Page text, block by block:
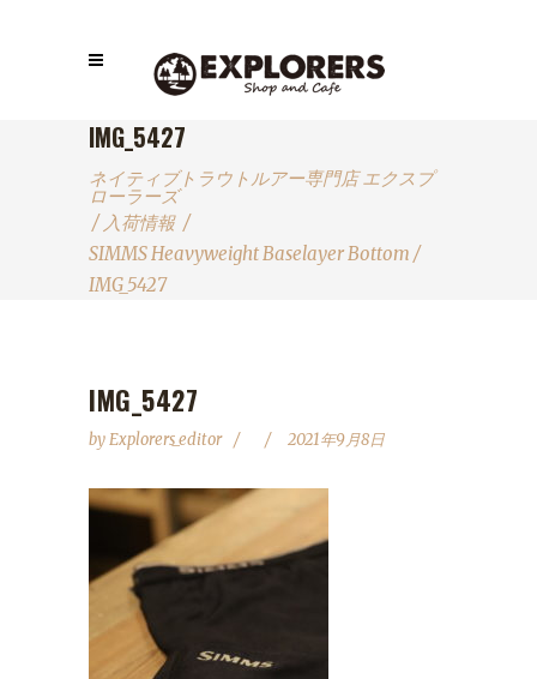
IMG_5427
ネイティブトラウトルアー専門店 エクスプ
ローラーズ
/ 入荷情報 /
SIMMS Heavyweight Baselayer Bottom /
IMG_5427
IMG_5427
byExplorers_editor 2021年9月8日